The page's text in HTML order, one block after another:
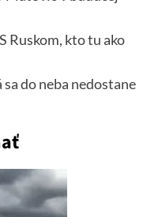
Ruskom, kto tu ako
do neba nedostane